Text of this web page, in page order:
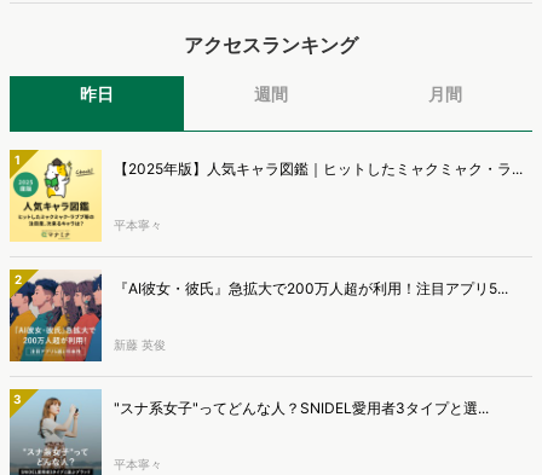
ようにして市場理解をしていけるのか、現状の既発商品のセグメント
す。新商品開発関連担当者様・マーケティング担当者様向け必見のレ
ウンロードできます。
アクセスランキング
昨日 週間 月間
1 【2025年版】人気キャラ図鑑｜ヒットしたミャクミャク・ラ...
平本寧々
2 『AI彼女・彼氏』急拡大で200万人超が利用！注目アプリ5...
新藤 英俊
3 "スナ系女子"ってどんな人？SNIDEL愛用者3タイプと選...
平本寧々